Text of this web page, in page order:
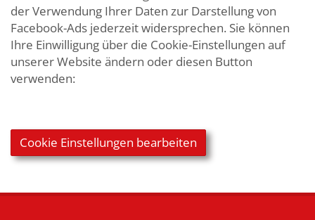
der Verwendung Ihrer Daten zur Darstellung von
Facebook-Ads jederzeit widersprechen. Sie können
Ihre Einwilligung über die Cookie-Einstellungen auf
unserer Website ändern oder diesen Button
verwenden:
Cookie Einstellungen bearbeiten